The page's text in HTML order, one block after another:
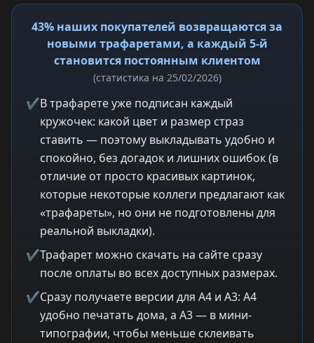
43% наших покупателей возвращаются за
новыми трафаретами, а каждый 5-й
становится постоянным клиентом
(статистика на 25/02/2026)
✔В трафарете уже подписан каждый
кружочек: какой цвет и размер страз
ставить — поэтому выкладывать удобно и
спокойно, без догадок и лишних ошибок (в
отличие от просто красивых картинок,
которые некоторые коллеги предлагают как
«трафареты», но они не подготовлены для
реальной выкладки).
✔Трафарет можно скачать на сайте сразу
после оплаты во всех доступных размерах.
✔Сразу получаете версии для A4 и A3: A4
удобно печатать дома, а A3 — в мини-
типографии, чтобы меньше склеивать